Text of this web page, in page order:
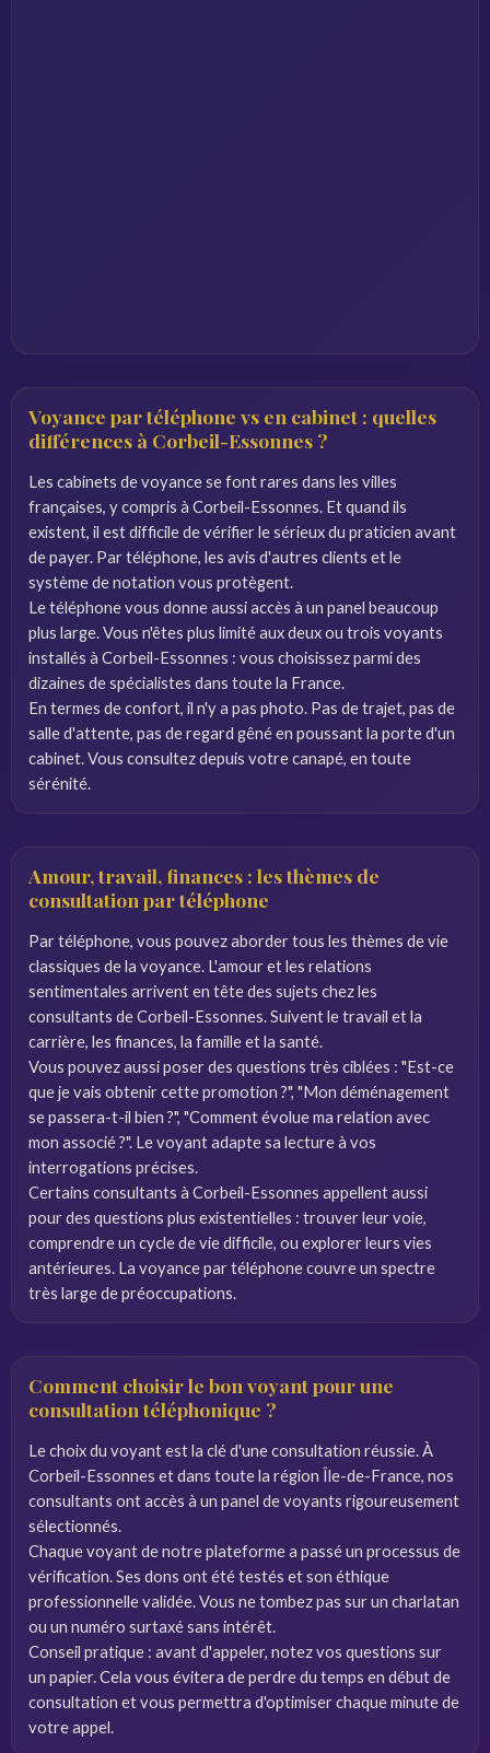
Voyance par téléphone vs en cabinet : quelles
différences à Corbeil-Essonnes ?
Les cabinets de voyance se font rares dans les villes
françaises, y compris à Corbeil-Essonnes. Et quand ils
existent, il est difficile de vérifier le sérieux du praticien avant
de payer. Par téléphone, les avis d'autres clients et le
système de notation vous protègent.
Le téléphone vous donne aussi accès à un panel beaucoup
plus large. Vous n'êtes plus limité aux deux ou trois voyants
installés à Corbeil-Essonnes : vous choisissez parmi des
dizaines de spécialistes dans toute la France.
En termes de confort, il n'y a pas photo. Pas de trajet, pas de
salle d'attente, pas de regard gêné en poussant la porte d'un
cabinet. Vous consultez depuis votre canapé, en toute
sérénité.
Amour, travail, finances : les thèmes de
consultation par téléphone
Par téléphone, vous pouvez aborder tous les thèmes de vie
classiques de la voyance. L'amour et les relations
sentimentales arrivent en tête des sujets chez les
consultants de Corbeil-Essonnes. Suivent le travail et la
carrière, les finances, la famille et la santé.
Vous pouvez aussi poser des questions très ciblées : "Est-ce
que je vais obtenir cette promotion ?", "Mon déménagement
se passera-t-il bien ?", "Comment évolue ma relation avec
mon associé ?". Le voyant adapte sa lecture à vos
interrogations précises.
Certains consultants à Corbeil-Essonnes appellent aussi
pour des questions plus existentielles : trouver leur voie,
comprendre un cycle de vie difficile, ou explorer leurs vies
antérieures. La voyance par téléphone couvre un spectre
très large de préoccupations.
Comment choisir le bon voyant pour une
consultation téléphonique ?
Le choix du voyant est la clé d'une consultation réussie. À
Corbeil-Essonnes et dans toute la région Île-de-France, nos
consultants ont accès à un panel de voyants rigoureusement
sélectionnés.
Chaque voyant de notre plateforme a passé un processus de
vérification. Ses dons ont été testés et son éthique
professionnelle validée. Vous ne tombez pas sur un charlatan
ou un numéro surtaxé sans intérêt.
Conseil pratique : avant d'appeler, notez vos questions sur
un papier. Cela vous évitera de perdre du temps en début de
consultation et vous permettra d'optimiser chaque minute de
votre appel.